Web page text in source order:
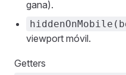
gana).
viewport móvil.
Getters